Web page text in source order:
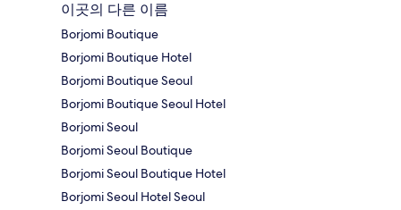
이곳의 다른 이름
Borjomi Boutique
Borjomi Boutique Hotel
Borjomi Boutique Seoul
Borjomi Boutique Seoul Hotel
Borjomi Seoul
Borjomi Seoul Boutique
Borjomi Seoul Boutique Hotel
Borjomi Seoul Hotel Seoul